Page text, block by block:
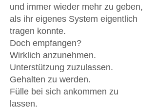
und immer wieder mehr zu geben,
als ihr eigenes System eigentlich
tragen konnte.
Doch empfangen?
Wirklich anzunehmen.
Unterstützung zuzulassen.
Gehalten zu werden.
Fülle bei sich ankommen zu
lassen.